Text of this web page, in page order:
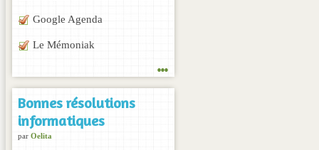
Google Agenda
Le Mémoniak
...
Bonnes résolutions
informatiques
par Oelita